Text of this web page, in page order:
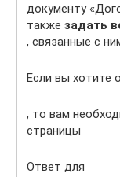
документу
также задать
, связанные с
Если вы хотите
, то вам
страницы
Ответ для